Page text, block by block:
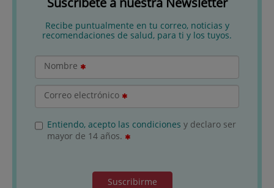
Recibe puntualmente en tu correo, noticias y
recomendaciones de salud, para ti y los tuyos.
Nombre
Correo electrónico
Entiendo, acepto las condiciones y declaro ser
mayor de 14 años.
Suscribirme